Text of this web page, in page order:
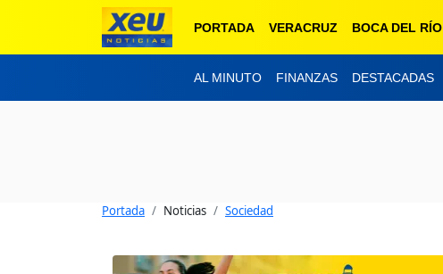
PORTADA VERACRUZ BOCA DEL RÍO
AL MINUTO FINANZAS DESTACADAS
Portada Noticias Sociedad